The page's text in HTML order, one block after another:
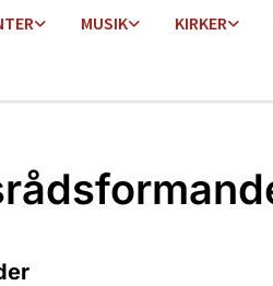
MUSIK KIRKER